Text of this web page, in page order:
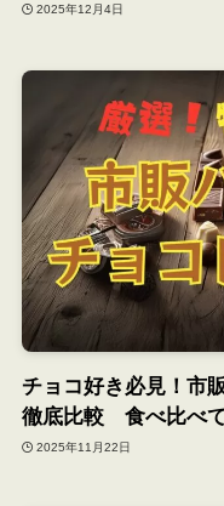
2025年12月4日
チョコ好き必見！市
徹底比較 食べ比べて
2025年11月22日